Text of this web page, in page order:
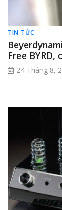
TIN TỨC
Free
24 Tháng 8,